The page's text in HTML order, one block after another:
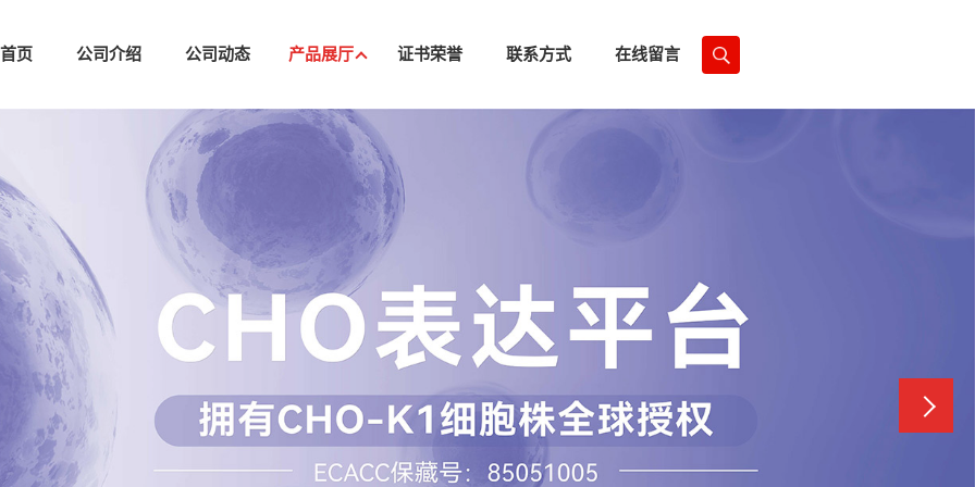
页 公司介绍 公司动态 产品展厅 证书荣誉 联系方式 在线留言